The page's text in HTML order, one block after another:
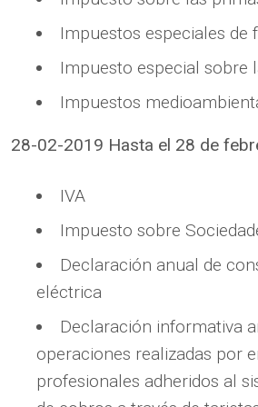
Impuestos especiales de
Impuesto especial sobre
Impuestos
28-02-2019 Hasta el 28 de
IVA
Impuesto sobre
Declaración anual de
eléctrica
Declaración informativa
operaciones realizadas por
profesionales adheridos al